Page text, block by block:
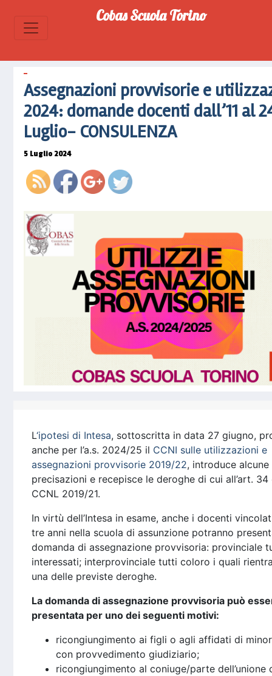
Cobas Scuola Torino
Assegnazioni provvisorie e
2024: domande docenti dall’11 al
Luglio- CONSULENZA
5 Luglio 2024
https://www.cobascuolatorino.it/2024/07/
utilizzazioni-
domande-
docenti-
dall11-al-
24-
consulenza">
L‘ipotesi di Intesa, sottoscritta in data 27 giugno,
anche per l’a.s. 2024/25 il CCNI sulle utilizzazioni e
assegnazioni provvisorie 2019/22, introduce alcune
precisazioni e recepisce le deroghe di cui all’art. 34
CCNL 2019/21.
In virtù dell’Intesa in esame, anche i docenti
tre anni nella scuola di assunzione potranno
domanda di assegnazione provvisoria: provinciale
interessati; interprovinciale tutti coloro i quali
una delle previste deroghe.
La domanda di assegnazione provvisoria può
presentata per uno dei seguenti motivi:
ricongiungimento ai figli o agli affidati di
con provvedimento giudiziario;
ricongiungimento al coniuge/parte dell’unione